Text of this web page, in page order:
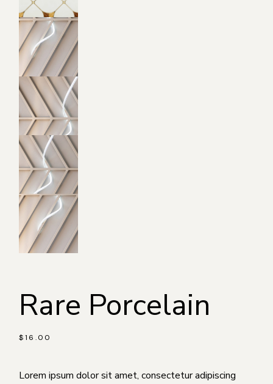
Rare Porcelain
$16.00
Lorem ipsum dolor sit amet, consectetur adipiscing